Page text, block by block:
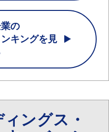
の
キングを見
ングス・